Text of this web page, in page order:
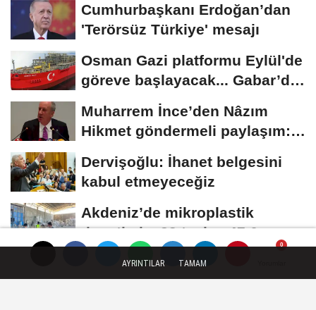
Cumhurbaşkanı Erdoğan’dan
'Terörsüz Türkiye' mesajı
Osman Gazi platformu Eylül'de
göreve başlayacak... Gabar’da
Muharrem İnce’den Nâzım
Hikmet göndermeli paylaşım:
Vatan hainliğine...
Dervişoğlu: İhanet belgesini
kabul etmeyeceğiz
Akdeniz’de mikroplastik
denetimi... 23 tesise 47,6
milyon TL ceza!
AYRINTILAR TAMAM